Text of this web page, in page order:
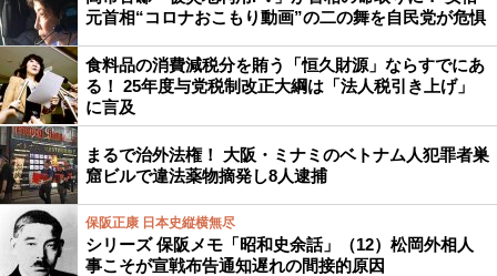
元首相“コロナおこもり動画”の二の舞を自民党が危惧
食料品の消費減税分を賄う「恒久財源」ならすでにあ
る！ 25年度与党税制改正大綱は「法人税引き上げ」
に言及
まるで治外法権！ 大阪・ミナミのベトナム人犯罪者巣
窟ビルで違法薬物摘発し8人逮捕
保阪正康 日本史縦横無尽
シリーズ 保阪メモ「昭和史余話」（12）松岡外相人
事こそが宣戦布告通知遅れの間接的原因